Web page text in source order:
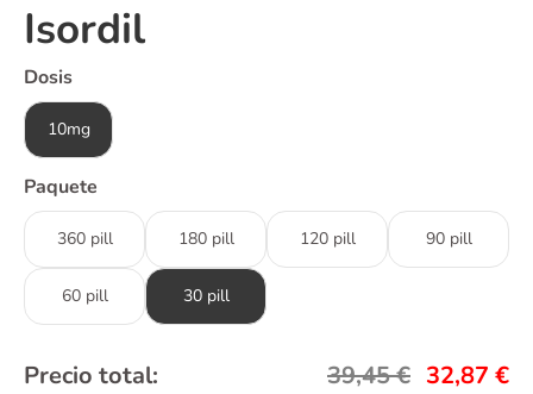
Isordil
Dosis
10mg
Paquete
360 pill 180 pill 120 pill 90 pill
60 pill 30 pill
Precio total: 39,45€ 32,87 €